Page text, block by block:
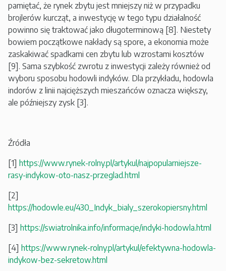
pamiętać, że rynek zbytu jest mniejszy niż w przypadku
brojlerów kurcząt, a inwestycję w tego typu działalność
powinno się traktować jako długoterminową [8]. Niestety
bowiem początkowe nakłady są spore, a ekonomia może
zaskakiwać spadkami cen zbytu lub wzrostami kosztów
[9]. Sama szybkość zwrotu z inwestycji zależy również od
wyboru sposobu hodowli indyków. Dla przykładu, hodowla
indorów z linii najcięższych mieszańców oznacza większy,
ale późniejszy zysk [3].
Źródła
[1] https://www.rynek-rolny.pl/artykul/najpopularniejsze-
rasy-indykow-oto-nasz-przeglad.html
[2]
https://hodowle.eu/430_Indyk_bialy_szerokopiersny.html
[3] https://swiatrolnika.info/informacje/indyki-hodowla.html
[4] https://www.rynek-rolny.pl/artykul/efektywna-hodowla-
indykow-bez-sekretow.html